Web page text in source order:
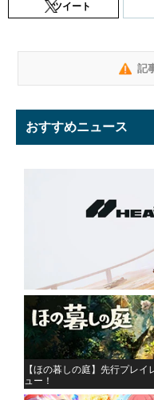
ツイート
記
おすすめニュース
【ほの暮しの庭】先行プレイ
ュー！